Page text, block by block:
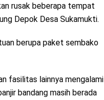
rusak beberapa tempat
Depok Desa Sukamukti.
berupa paket sembako
fasilitas lainnya mengalami
bandang masih berada